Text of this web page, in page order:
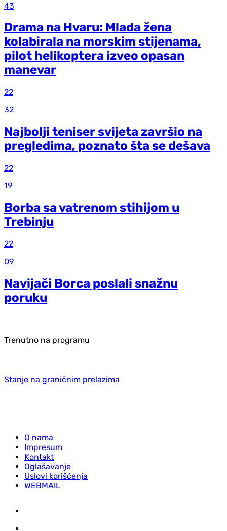
43
Drama na Hvaru: Mlada žena
kolabirala na morskim stijenama,
pilot helikoptera izveo opasan
manevar
22
32
Najbolji teniser svijeta završio na
pregledima, poznato šta se dešava
22
19
Borba sa vatrenom stihijom u
Trebinju
22
09
Navijači Borca poslali snažnu
poruku
Trenutno na programu
Stanje na graničnim prelazima
O nama
Impresum
Kontakt
Oglašavanje
Uslovi korišćenja
WEBMAIL